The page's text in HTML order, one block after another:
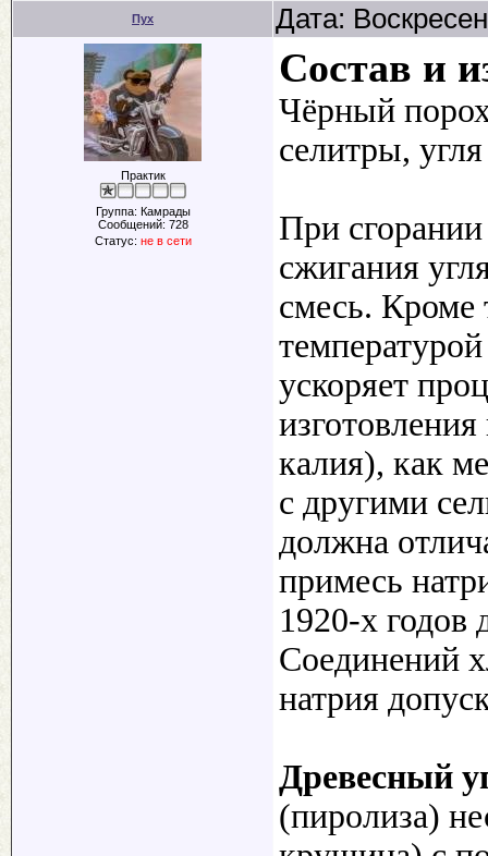
Пух Дата:
Практик
Группа: Камрады
Сообщений: 728
Статус: не в сети
Состав и
Чёрный
селитры,
При сгорании
сжигания
смесь. Кроме
ускоряет
калия), как
с другими
должна
примесь
1920-х годов
Соединений
натрия
Древесный
(пиролиза)